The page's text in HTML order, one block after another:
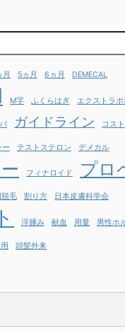
5ヵ月 6ヵ月 DEMECAL
M字 ふくらはぎ エクストラ
ガイドライン コスト
ー テストステロン デメカル
フィナロイド プロ
毛 割り方 日本皮膚科学会
浮腫み 献血 用量 男性ホ
頭髪外来